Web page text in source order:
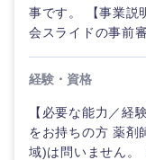
事です。 【事業説
会スライドの事前
経験・資格
【必要な能力／経
をお持ちの方 薬
域)は問いません